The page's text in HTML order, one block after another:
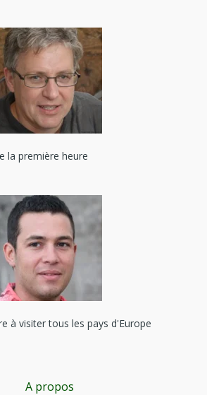
la première heure
à visiter tous les pays d'Europe
A propos